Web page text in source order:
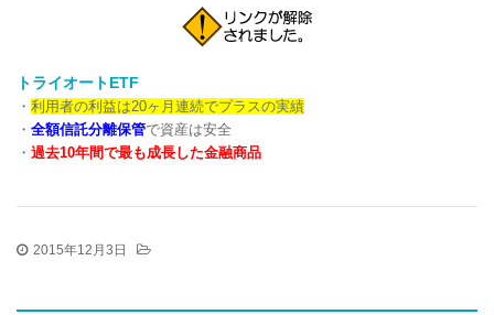
トライオートETF
・ 利用者の利益は20ヶ月連続でプラスの実績
・ 全額信託分離保管で資産は安全
・ 過去10年間で最も成長した金融商品
2015年12月3日